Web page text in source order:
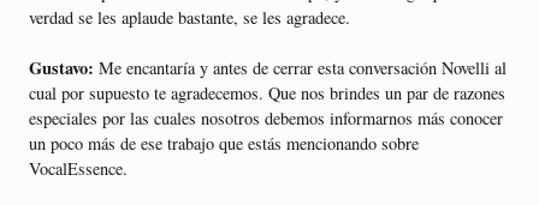
verdad se les aplaude bastante, se les agradece.
Gustavo: Me encantaría y antes de cerrar esta conversación Novelli al
cual por supuesto te agradecemos. Que nos brindes un par de razones
especiales por las cuales nosotros debemos informarnos más conocer
un poco más de ese trabajo que estás mencionando sobre
VocalEssence.